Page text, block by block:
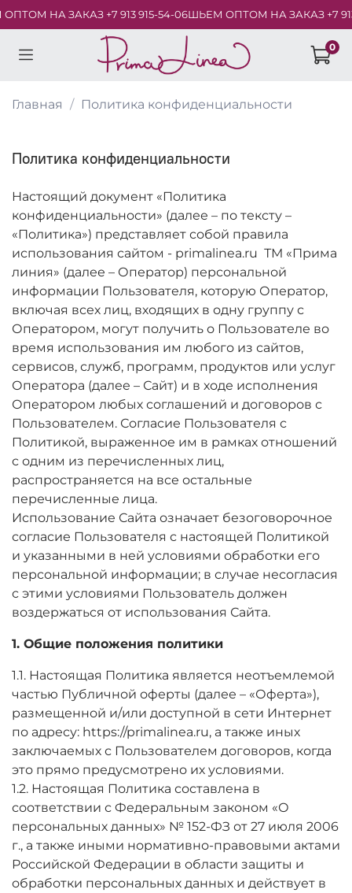
НА ЗАКАЗ +7 913 915-54-06ШЬЕМ ОПТОМ НА ЗАКАЗ +7 913
0
Главная Политика конфиденциальности
Политика конфиденциальности
Настоящий документ «Политика
конфиденциальности» (далее – по тексту –
«Политика») представляет собой правила
использования сайтом - primalinea.ru ТМ «Прима
линия» (далее – Оператор) персональной
информации Пользователя, которую Оператор,
включая всех лиц, входящих в одну группу с
Оператором, могут получить о Пользователе во
время использования им любого из сайтов,
сервисов, служб, программ, продуктов или услуг
Оператора (далее – Сайт) и в ходе исполнения
Оператором любых соглашений и договоров с
Пользователем. Согласие Пользователя с
Политикой, выраженное им в рамках отношений
с одним из перечисленных лиц,
распространяется на все остальные
перечисленные лица.
Использование Сайта означает безоговорочное
согласие Пользователя с настоящей Политикой
и указанными в ней условиями обработки его
персональной информации; в случае несогласия
с этими условиями Пользователь должен
воздержаться от использования Сайта.
1. Общие положения политики
1.1. Настоящая Политика является неотъемлемой
частью Публичной оферты (далее – «Оферта»),
размещенной и/или доступной в сети Интернет
по адресу: https://primalinea.ru, а также иных
заключаемых с Пользователем договоров, когда
это прямо предусмотрено их условиями.
1.2. Настоящая Политика составлена в
соответствии с Федеральным законом «О
персональных данных» № 152-ФЗ от 27 июля 2006
г., а также иными нормативно-правовыми актами
Российской Федерации в области защиты и
обработки персональных данных и действует в